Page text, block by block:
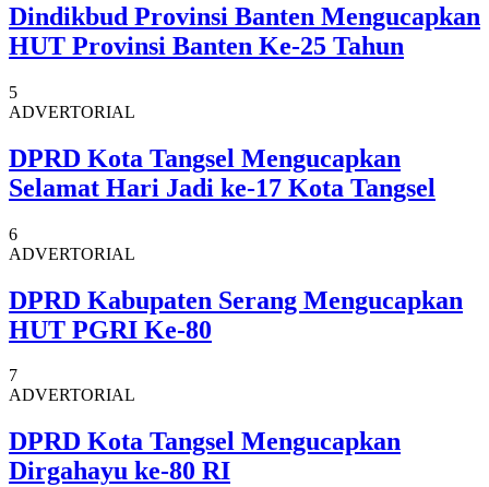
Dindikbud Provinsi Banten Mengucapkan
HUT Provinsi Banten Ke-25 Tahun
5
ADVERTORIAL
DPRD Kota Tangsel Mengucapkan
Selamat Hari Jadi ke-17 Kota Tangsel
6
ADVERTORIAL
DPRD Kabupaten Serang Mengucapkan
HUT PGRI Ke-80
7
ADVERTORIAL
DPRD Kota Tangsel Mengucapkan
Dirgahayu ke-80 RI